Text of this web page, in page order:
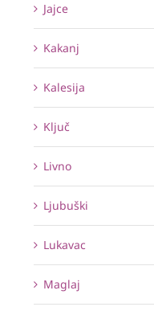
Jajce
Kakanj
Kalesija
Ključ
Livno
Ljubuški
Lukavac
Maglaj